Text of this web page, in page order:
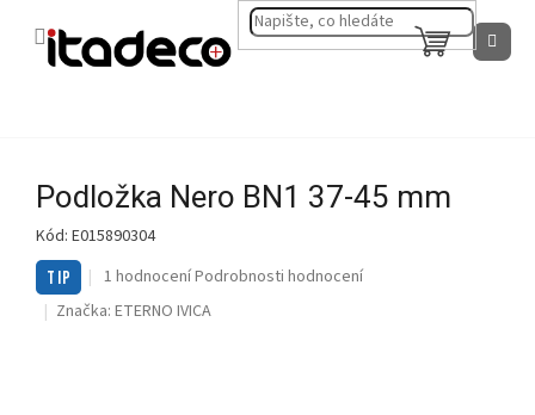
NÁKUPNÍ
KOŠÍK
Podložka Nero BN1 37-45 mm
Kód: E015890304
TIP
Průměrné
produktu
1 hodnoceníPodrobnosti hodnocení
Značka: ETERNO IVICA